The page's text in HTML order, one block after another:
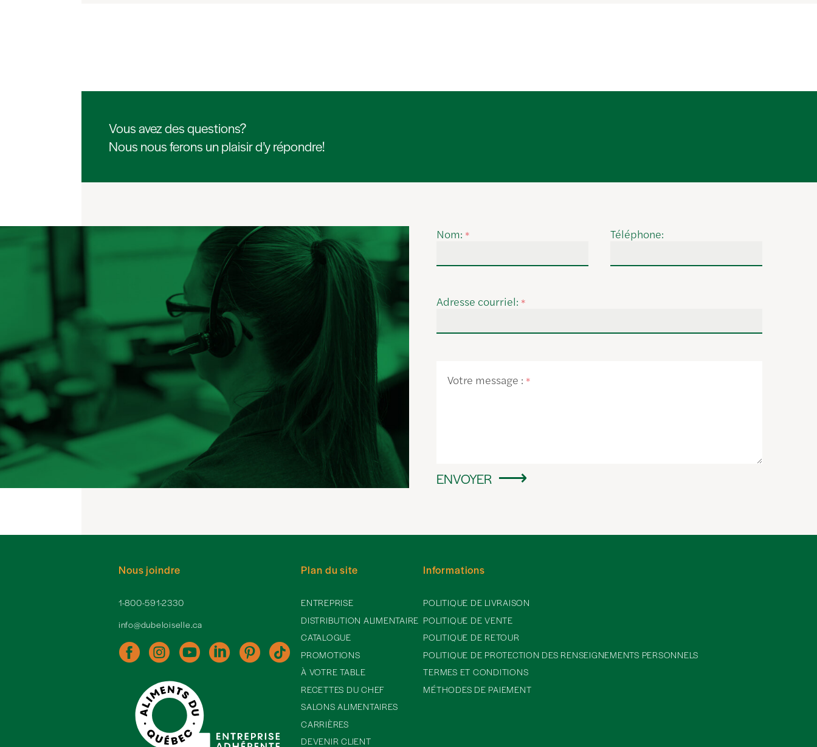
Vous avez des questions?
Nous nous ferons un plaisir d’y répondre!
Nom: * Téléphone:
Adresse courriel: *
Votre message : *
ENVOYER
Nous joindre
1-800-591-2330
info@dubeloiselle.ca
Plan du site
ENTREPRISE
DISTRIBUTION ALIMENTAIRE
CATALOGUE
PROMOTIONS
À VOTRE TABLE
RECETTES DU CHEF
SALONS ALIMENTAIRES
CARRIÈRES
DEVENIR CLIENT
Informations
POLITIQUE DE LIVRAISON
POLITIQUE DE VENTE
POLITIQUE DE RETOUR
POLITIQUE DE PROTECTION DES RENSEIGNEMENTS PERSONNELS
TERMES ET CONDITIONS
MÉTHODES DE PAIEMENT